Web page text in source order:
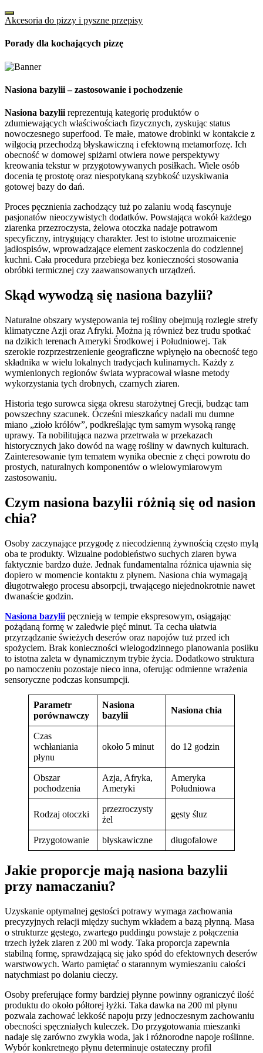
Akcesoria do pizzy i pyszne przepisy
Porady dla kochających pizzę
Nasiona bazylii – zastosowanie i pochodzenie
Nasiona bazylii reprezentują kategorię produktów o
zdumiewających właściwościach fizycznych, zyskując status
nowoczesnego superfood. Te małe, matowe drobinki w kontakcie z
wilgocią przechodzą błyskawiczną i efektowną metamorfozę. Ich
obecność w domowej spiżarni otwiera nowe perspektywy
kreowania tekstur w przygotowywanych posiłkach. Wiele osób
docenia tę prostotę oraz niespotykaną szybkość uzyskiwania
gotowej bazy do dań.
Proces pęcznienia zachodzący tuż po zalaniu wodą fascynuje
pasjonatów nieoczywistych dodatków. Powstająca wokół każdego
ziarenka przezroczysta, żelowa otoczka nadaje potrawom
specyficzny, intrygujący charakter. Jest to istotne urozmaicenie
jadłospisów, wprowadzające element zaskoczenia do codziennej
kuchni. Cała procedura przebiega bez konieczności stosowania
obróbki termicznej czy zaawansowanych urządzeń.
Skąd wywodzą się nasiona bazylii?
Naturalne obszary występowania tej rośliny obejmują rozległe strefy
klimatyczne Azji oraz Afryki. Można ją również bez trudu spotkać
na dzikich terenach Ameryki Środkowej i Południowej. Tak
szerokie rozprzestrzenienie geograficzne wpłynęło na obecność tego
składnika w wielu lokalnych tradycjach kulinarnych. Każdy z
wymienionych regionów świata wypracował własne metody
wykorzystania tych drobnych, czarnych ziaren.
Historia tego surowca sięga okresu starożytnej Grecji, budząc tam
powszechny szacunek. Ócześni mieszkańcy nadali mu dumne
miano „zioło królów”, podkreślając tym samym wysoką rangę
uprawy. Ta nobilitująca nazwa przetrwała w przekazach
historycznych jako dowód na wagę rośliny w dawnych kulturach.
Zainteresowanie tym tematem wynika obecnie z chęci powrotu do
prostych, naturalnych komponentów o wielowymiarowym
zastosowaniu.
Czym nasiona bazylii różnią się od nasion
chia?
Osoby zaczynające przygodę z niecodzienną żywnością często mylą
oba te produkty. Wizualne podobieństwo suchych ziaren bywa
faktycznie bardzo duże. Jednak fundamentalna różnica ujawnia się
dopiero w momencie kontaktu z płynem. Nasiona chia wymagają
długotrwałego procesu absorpcji, trwającego niejednokrotnie nawet
dwanaście godzin.
Nasiona bazylii pęcznieją w tempie ekspresowym, osiągając
pożądaną formę w zaledwie pięć minut. Ta cecha ułatwia
przyrządzanie świeżych deserów oraz napojów tuż przed ich
spożyciem. Brak konieczności wielogodzinnego planowania posiłku
to istotna zaleta w dynamicznym trybie życia. Dodatkowo struktura
po namoczeniu pozostaje nieco inna, oferując odmienne wrażenia
sensoryczne podczas konsumpcji.
Parametr
porównawczy
Nasiona
bazylii
Nasiona chia
Czas
wchłaniania
płynu
około 5 minut do 12 godzin
Obszar
pochodzenia
Azja, Afryka,
Ameryki
Ameryka
Południowa
Rodzaj otoczki
przezroczysty
żel
gęsty śluz
Przygotowanie błyskawiczne długofalowe
Jakie proporcje mają nasiona bazylii
przy namaczaniu?
Uzyskanie optymalnej gęstości potrawy wymaga zachowania
precyzyjnych relacji między suchym wkładem a bazą płynną. Masa
o strukturze gęstego, zwartego puddingu powstaje z połączenia
trzech łyżek ziaren z 200 ml wody. Taka proporcja zapewnia
stabilną formę, sprawdzającą się jako spód do efektownych deserów
warstwowych. Warto pamiętać o starannym wymieszaniu całości
natychmiast po dolaniu cieczy.
Osoby preferujące formy bardziej płynne powinny ograniczyć ilość
produktu do około półtorej łyżki. Taka dawka na 200 ml płynu
pozwala zachować lekkość napoju przy jednoczesnym zachowaniu
obecności spęczniałych kuleczek. Do przygotowania mieszanki
nadaje się zarówno zwykła woda, jak i różnorodne napoje roślinne.
Wybór konkretnego płynu determinuje ostateczny profil